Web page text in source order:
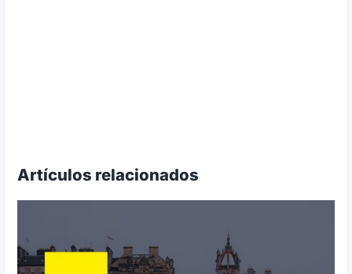
Artículos relacionados